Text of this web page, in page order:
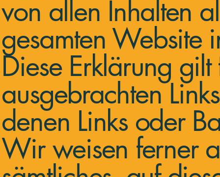
von allen Inhalten
gesamten Website
Diese Erklärung
ausgebrachten
denen Links oder
Wir weisen ferner